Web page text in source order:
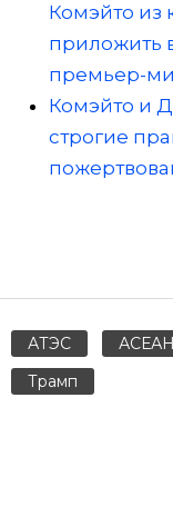
Комэйто из
приложить
премьер-
Комэйто и
строгие
АТЭС АСЕАН
Трамп